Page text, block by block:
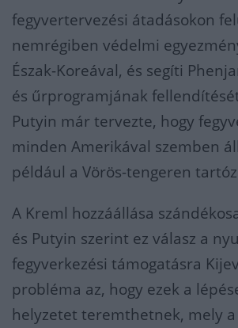
fegyvertervezési átadásokon
nemrégiben védelmi
Észak-Koreával, és segíti
és űrprogramjának
Putyin már tervezte, hogy
minden Amerikával szemben
például a Vörös-tengeren
A Kreml hozzáállása
és Putyin szerint ez válasz a
fegyverkezési támogatásra
probléma az, hogy ezek a
helyzetet teremthetnek, mely